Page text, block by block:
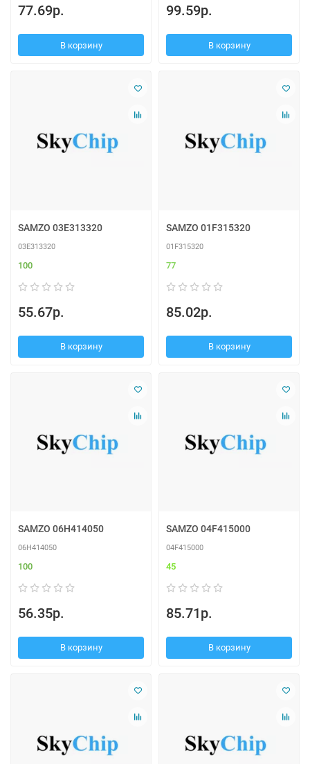
77.69р.
В корзину
99.59р.
В корзину
SAMZO 03E313320
03E313320
100
55.67р.
В корзину
SAMZO 01F315320
01F315320
77
85.02р.
В корзину
SAMZO 06H414050
06H414050
100
56.35р.
В корзину
SAMZO 04F415000
04F415000
45
85.71р.
В корзину